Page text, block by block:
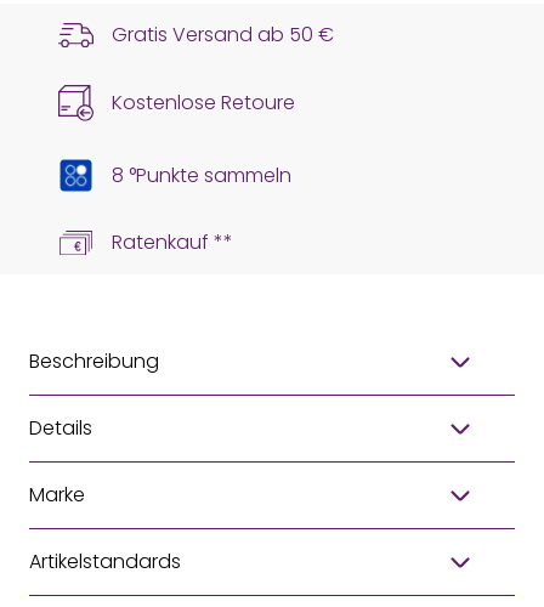
Gratis Versand ab 50 €
Kostenlose Retoure
8 °Punkte sammeln
Ratenkauf **
Beschreibung
Details
Marke
Artikelstandards